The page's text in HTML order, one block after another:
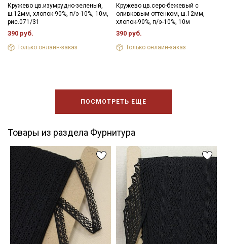
Кружево цв.изумрудно-зеленый,
ш.12мм, хлопок-90%, п/э-10%, 10м,
рис.071/31
390 руб.
Только онлайн-заказ
Кружево цв.серо-бежевый с
оливковым оттенком, ш.12мм,
хлопок-90%, п/э-10%, 10м
390 руб.
Только онлайн-заказ
ПОСМОТРЕТЬ ЕЩЕ
Товары из раздела Фурнитура